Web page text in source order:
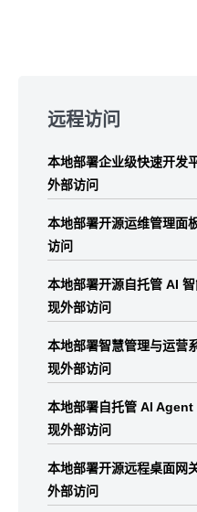
footer
远程访问
本地部署企业级快速开发
外部访问
本地部署开源运维管理面
访问
本地部署开源自托管 AI
现外部访问
本地部署智慧管理与运营
现外部访问
本地部署自托管 AI
现外部访问
本地部署开源远程桌面网
外部访问